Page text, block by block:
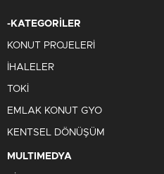
-KATEGORİLER
KONUT PROJELERİ
İHALELER
TOKİ
EMLAK KONUT GYO
KENTSEL DÖNÜŞÜM
MULTIMEDYA